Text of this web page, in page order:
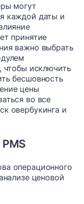
могут
каждой даты и
принятие
важно выбрать
чтобы исключить
бесшовность
цены
во все
овербукинга и
операционного
ценовой